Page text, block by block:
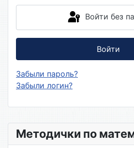
Методички по
Войти без
Войти
Забыли пароль?
Забыли логин?